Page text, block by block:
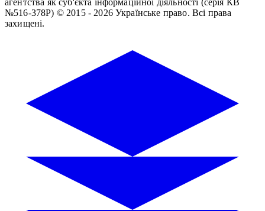
№516-378Р) © 2015 - 2026 Українське право. Всі права
захищені.